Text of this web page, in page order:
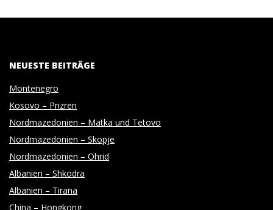
NEUESTE BEITRÄGE
Montenegro
Kosovo – Prizren
Nordmazedonien – Matka und Tetovo
Nordmazedonien – Skopje
Nordmazedonien – Ohrid
Albanien – Shkodra
Albanien – Tirana
China – Hongkong